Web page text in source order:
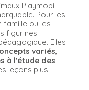
Playmobil
Pour les
famille ou les
figurines
Elles
variés,
à l'étude des
leçons plus